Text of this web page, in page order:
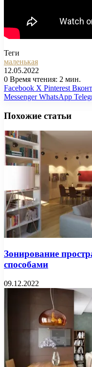
Теги
маленькая
12.05.2022
0 Время чтения: 2 мин.
Facebook X Pinterest
Messenger WhatsApp
Похожие статьи
Зонирование
способами
09.12.2022